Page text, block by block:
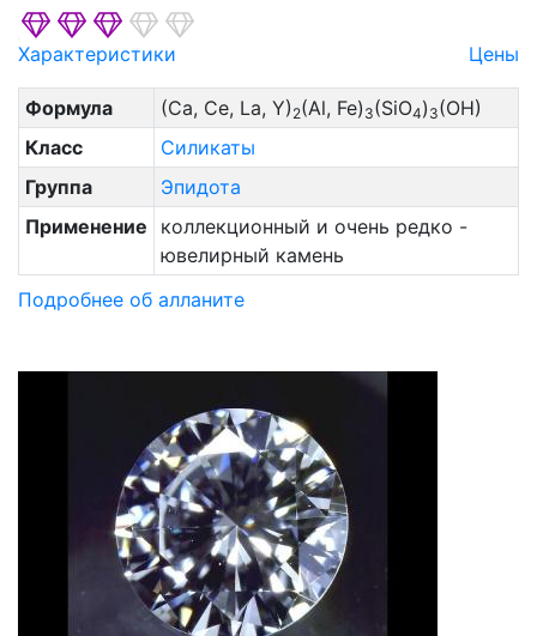
Характеристики Цены
Формула (Ca, Ce, La, Y) 2(Al, Fe) 3(SiO4) 3(OH)
Класс
Силикаты
Группа
Эпидота
Применение
коллекционный и очень редко -
ювелирный камень
Подробнее об алланите